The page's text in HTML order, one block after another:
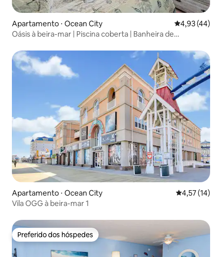
Apartamento ⋅ Ocean City 4,93 de uma
4,93 (44)
Oásis à beira-mar | Piscina coberta | Banheira de
Apartamento ⋅ Ocean City 4,57 de uma
4,57 (14)
Vila OGG à beira-mar 1
Preferido dos hóspedes
Preferido dos hóspedes